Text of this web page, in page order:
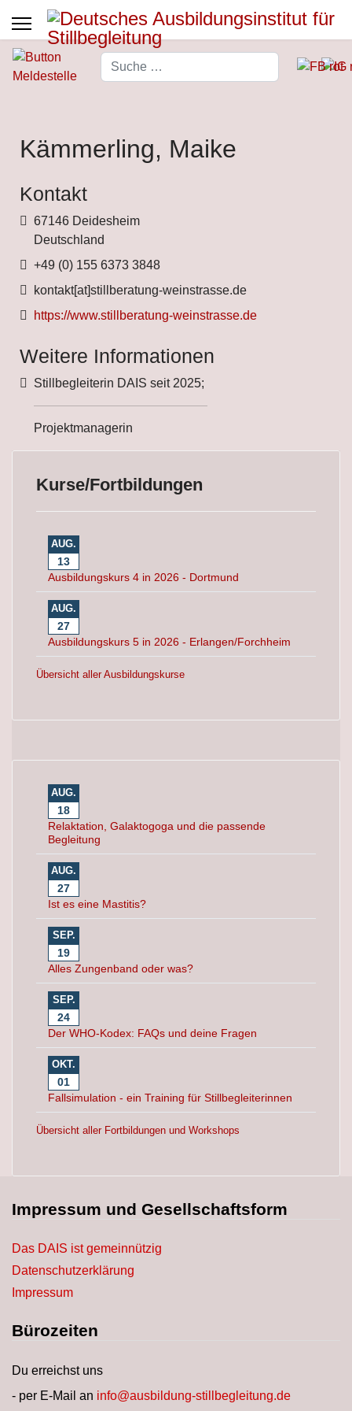
Suchen
Kämmerling, Maike
Kontakt
Adresse
67146 Deidesheim
Deutschland
Telefon
+49 (0) 155 6373 3848
Fax
kontakt[at]stillberatung-weinstrasse.de
Website
https://www.stillberatung-weinstrasse.de
Weitere Informationen
Weitere Informationen
Stillbegleiterin DAIS seit 2025;
Projektmanagerin
Kurse/Fortbildungen
AUG.
13
Ausbildungskurs 4 in 2026 - Dortmund
AUG.
27
Ausbildungskurs 5 in 2026 - Erlangen/Forchheim
Übersicht aller Ausbildungskurse
AUG.
18
Relaktation, Galaktogoga und die passende
Begleitung
AUG.
27
Ist es eine Mastitis?
SEP.
19
Alles Zungenband oder was?
SEP.
24
Der WHO-Kodex: FAQs und deine Fragen
OKT.
01
Fallsimulation - ein Training für Stillbegleiterinnen
Übersicht aller Fortbildungen und Workshops
Impressum und Gesellschaftsform
Das DAIS ist gemeinnützig
Datenschutzerklärung
Impressum
Bürozeiten
Du erreichst uns
- per E-Mail an info@ausbildung-stillbegleitung.de